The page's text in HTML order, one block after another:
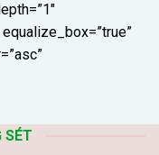
SÉT